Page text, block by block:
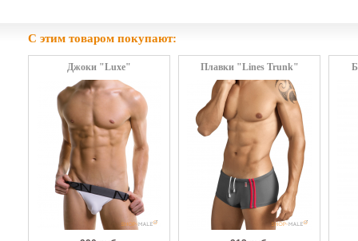
С этим товаром покупают:
Джоки "Luxe" Плавки "Lines Trunk"